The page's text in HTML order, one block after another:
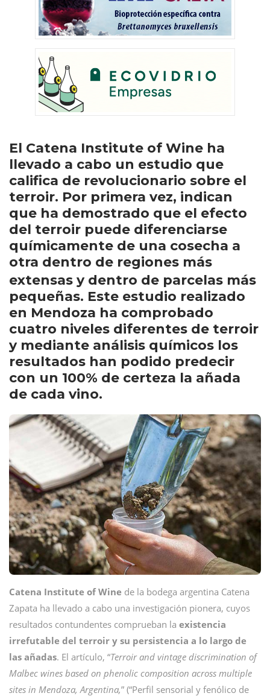
El Catena Institute of Wine ha
llevado a cabo un estudio que
califica de revolucionario sobre el
terroir. Por primera vez, indican
que ha demostrado que el efecto
del terroir puede diferenciarse
químicamente de una cosecha a
otra dentro de regiones más
extensas y dentro de parcelas más
pequeñas. Este estudio realizado
en Mendoza ha comprobado
cuatro niveles diferentes de terroir
y mediante análisis químicos los
resultados han podido predecir
con un 100% de certeza la añada
de cada vino.
Catena Institute of Wine de la bodega argentina Catena
Zapata ha llevado a cabo una investigación pionera, cuyos
resultados contundentes comprueban la existencia
irrefutable del terroir y su persistencia a lo largo de
las añadas. El artículo, “Terroir and vintage discrimination of
Malbec wines based on phenolic composition across multiple
sites in Mendoza, Argentina,” (“Perfil sensorial y fenólico de